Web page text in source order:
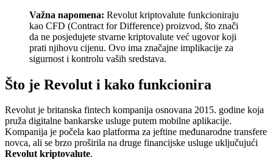
Važna napomena: Revolut kriptovalute funkcioniraju
kao CFD (Contract for Difference) proizvod, što znači
da ne posjedujete stvarne kriptovalute već ugovor koji
prati njihovu cijenu. Ovo ima značajne implikacije za
sigurnost i kontrolu vaših sredstava.
Što je Revolut i kako funkcionira
Revolut je britanska fintech kompanija osnovana 2015. godine koja
pruža digitalne bankarske usluge putem mobilne aplikacije.
Kompanija je počela kao platforma za jeftine međunarodne transfere
novca, ali se brzo proširila na druge financijske usluge uključujući
Revolut kriptovalute.